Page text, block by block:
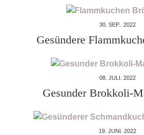
30. SEP.. 2022
Gesündere
08. JULI. 2022
Gesunder Brokkoli-
19. JUNI. 2022